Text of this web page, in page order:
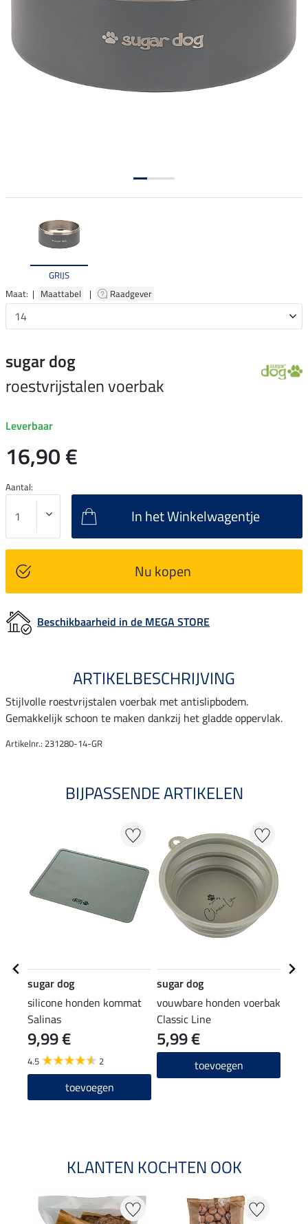
GRIJS
Maat: | Maattabel | Raadgever
sugar dog
roestvrijstalen voerbak
Leverbaar
16,90 €
Aantal:
In het Winkelwagentje
Nu kopen
Beschikbaarheid in de MEGA STORE
ARTIKELBESCHRIJVING
Stijlvolle roestvrijstalen voerbak met antislipbodem.
Gemakkelijk schoon te maken dankzij het gladde oppervlak.
Artikelnr.: 231280-14-GR
BIJPASSENDE ARTIKELEN
sugar dog
silicone honden kommat
Salinas
9,99 €
4.5 2
toevoegen
sugar dog
vouwbare honden voerbak
Classic Line
5,99 €
toevoegen
KLANTEN KOCHTEN OOK